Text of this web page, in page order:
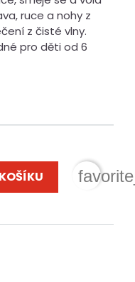
ruce a nohy z
z čisté vlny.
pro děti od 6